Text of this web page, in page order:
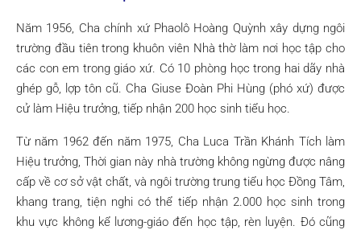
Năm 1956, Cha chính xứ Phaolô Hoàng Quỳnh xây dựng ngôi
trường đầu tiên trong khuôn viên Nhà thờ làm nơi học tập cho
các con em trong giáo xứ. Có 10 phòng học trong hai dãy nhà
ghép gỗ, lợp tôn cũ. Cha Giuse Đoàn Phi Hùng (phó xứ) được
cử làm Hiệu trưởng, tiếp nhận 200 học sinh tiểu học.
Từ năm 1962 đến năm 1975, Cha Luca Trần Khánh Tích làm
Hiệu trưởng, Thời gian này nhà trường không ngừng được nâng
cấp về cơ sở vật chất, và ngôi trường trung tiểu học Đồng Tâm,
khang trang, tiện nghi có thể tiếp nhận 2.000 học sinh trong
khu vực không kể lương-giáo đến học tập, rèn luyện. Đó cũng